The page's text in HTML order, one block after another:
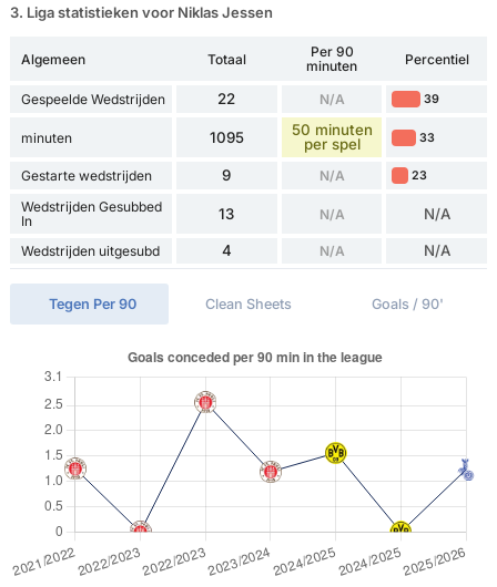
3. Liga statistieken voor Niklas Jessen
Algemeen Totaal
Per 90
minuten
Percentiel
Gespeelde Wedstrijden 22 N/A 39
minuten 1095
50 minuten
per spel
33
Gestarte wedstrijden 9 N/A 23
Wedstrijden Gesubbed
In
13 N/A N/A
Wedstrijden uitgesubd 4 N/A N/A
Tegen Per 90 Clean Sheets Goals / 90'